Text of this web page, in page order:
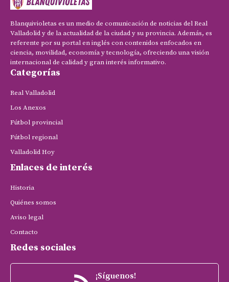
Blanquivioletas es un medio de comunicación de noticias del Real
Valladolid y de la actualidad de la ciudad y su provincia. Además, es
referente por su portal en inglés con contenidos enfocados en
ciencia, movilidad, economía y tecnología, ofreciendo una visión
internacional de calidad y gran interés informativo.
Categorías
Real Valladolid
Los Anexos
Fútbol provincial
Fútbol regional
Valladolid Hoy
Enlaces de interés
Historia
Quiénes somos
Aviso legal
Contacto
Redes sociales
¡Síguenos!